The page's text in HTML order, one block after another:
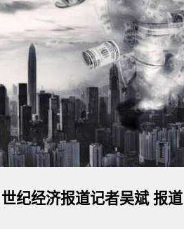
纪经济报道记者吴斌 报道